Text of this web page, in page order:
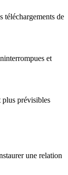
téléchargements de
et
plus prévisibles
une relation